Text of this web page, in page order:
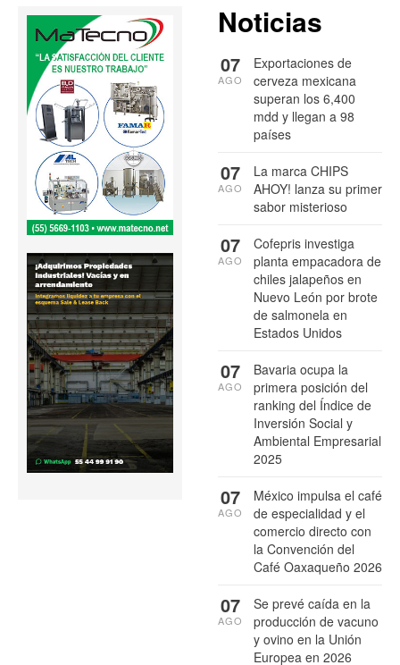
Noticias
Exportaciones de
cerveza mexicana
superan los 6,400
mdd y llegan a 98
países
07
AGO
La marca CHIPS
AHOY! lanza su primer
sabor misterioso
07
AGO
Cofepris investiga
planta empacadora de
chiles jalapeños en
Nuevo León por brote
de salmonela en
Estados Unidos
07
AGO
Bavaria ocupa la
primera posición del
ranking del Índice de
Inversión Social y
Ambiental Empresarial
2025
07
AGO
México impulsa el café
de especialidad y el
comercio directo con
la Convención del
Café Oaxaqueño 2026
07
AGO
Se prevé caída en la
producción de vacuno
y ovino en la Unión
Europea en 2026
07
AGO